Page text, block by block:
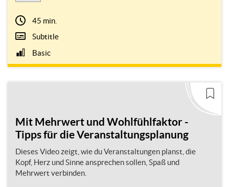
45 min.
Subtitle
Basic
Mit Mehrwert und Wohlfühlfaktor -
Tipps für die Veranstaltungsplanung
Dieses Video zeigt, wie du Veranstaltungen planst, die
Kopf, Herz und Sinne ansprechen sollen, Spaß und
Mehrwert verbinden.